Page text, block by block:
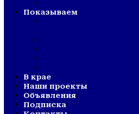
Показываем
В крае
Наши проекты
Объявления
Подписка